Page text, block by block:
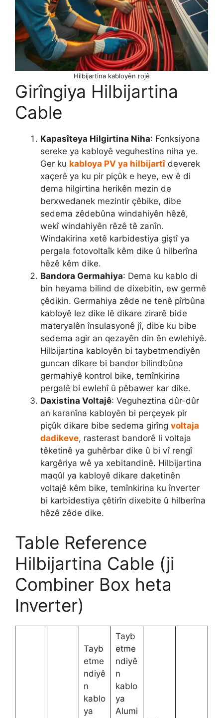
Hilbijartina kabloyên rojê
Girîngiya Hilbijartina
Cable
Kapasîteya Hilgirtina Niha: Fonksiyona
sereke ya kabloyê veguhestina niha ye.
Ger ku kabloya PV ya hilbijartîdeverek
xaçerê ya ku pir piçûk e heye, ew ê di
dema hilgirtina herikên mezin de
berxwedanek mezintir çêbike, dibe
sedema zêdebûna windahiyên hêzê,
wekî windahiyên rêzê tê zanîn.
Windakirina xetê karbidestiya giştî ya
pergala fotovoltaîk kêm dike û hilberîna
hêzê kêm dike.
Bandora Germahiya: Dema ku kablo di
bin heyama bilind de dixebitin, ew germê
çêdikin. Germahiya zêde ne tenê pîrbûna
kabloyê lez dike lê dikare zirarê bide
materyalên însulasyonê jî, dibe ku bibe
sedema agir an qezayên din ên ewlehiyê.
Hilbijartina kabloyên bi taybetmendiyên
guncan dikare bi bandor bilindbûna
germahiyê kontrol bike, temînkirina
pergalê bi ewlehî û pêbawer kar dike.
Daxistina Voltajê: Veguheztina dûr-dûr
an karanîna kabloyên bi perçeyek pir
piçûk dikare bibe sedema girîng voltaja
dadikeve, rasterast bandorê li voltaja
têketinê ya guhêrbar dike û bi vî rengî
kargêriya wê ya xebitandinê. Hilbijartina
maqûl ya kabloyê dikare daketinên
voltajê kêm bike, temînkirina ku înverter
bi karbidestiya çêtirîn dixebite û hilberîna
hêzê zêde dike.
Table Reference
Hilbijartina Cable (ji
Combiner Box heta
Inverter)
Tayb
etme
ndiyê
n
kablo
ya
Tayb
etme
ndiyê
n
kablo
ya
Alumi